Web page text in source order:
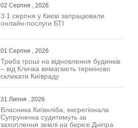
02 Серпня , 2026
З 1 серпня у Києві запрацювали
онлайн-послуги БТІ
01 Серпня , 2026
Треба гроші на відновлення будинків
– від Кличка вимагають терміново
скликати Київраду
31 Липня , 2026
Власника Київхліба, ексрегіонала
Супруненка судитимуть за
захоплення землі на березі Дніпра